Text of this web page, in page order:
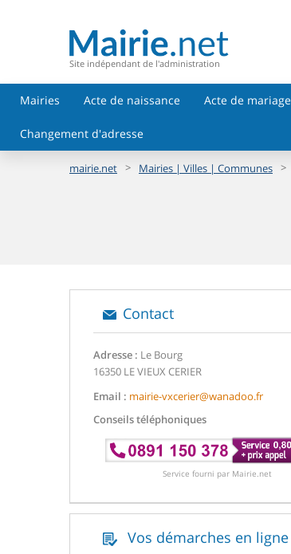
Site indépendant de l'administration
Mairies Acte de naissance Acte de mariage
Changement d'adresse
mairie.net > Mairies | Villes | Communes >
Contact
Adresse : Le Bourg
16350 LE VIEUX CERIER
Email : mairie-vxcerier@wanadoo.fr
Conseils téléphoniques
Service fourni par Mairie.net
Vos démarches en ligne